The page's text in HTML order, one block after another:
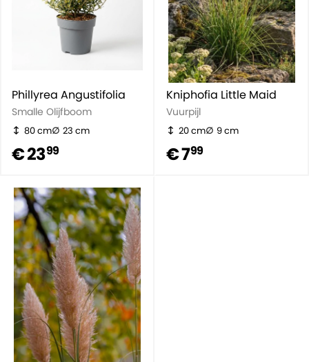
Phillyrea Angustifolia
Smalle Olijfboom
80 cm 23 cm
€ 2399
Kniphofia Little Maid
Vuurpijl
20 cm 9 cm
€ 799